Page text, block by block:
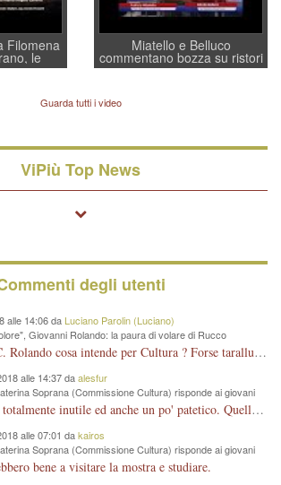
Filomena
le
di
D'Urso
Miatello e Belluco
commentano bozza su ristori
BPVi e Veneto Banca
Guarda tutti i video
ViPiù Top News
degli utenti
alle 14:06 da Luciano Parolin (Luciano)
Giovanni Rolando: la paura di volare di Rucco
Vorrei sapere dal C.C. Rolando cosa intende per Cultura ? Forse tarallucci, vino e sagre, o spaghetti tricolori del PD ? Il continuo (s)parlare della mostra a Palazzo Chiericati caro consigliere DANNEGGIA FORTEMENTE l'immagine della città TUTTA e fa deviare i consensi che in RUSSIA (badi bene ex U.R.S.S.) sono ECCELLENTI. A livello artistico l'evento è di alta Valenza culturale, COMPITO di Tutta la Cittadinanza fare il possibile per propagandare l'iniziativa senza farne UN CASO PARTITICO come fa Lei da sempre. Meno Gazebo + Partecipazione! E così sia. Amen.
alle 14:37 daalesfur
Soprana (Commissione Cultura) risponde ai giovani
zero per il Comune"
Commento di Kairos totalmente inutile ed anche un po' patetico. Quella che è completamente mancata è stata la promozione internazionale dell'evento effettuata da chi lo sa fare, l'amministrazione in questo è stata totalmente assente relegando al provincialismo una mostra che meritava ben altre platee ed i risultati sono sotto gli occhi di tutti. Su questo bisogna parlare, il fatto di averla organizzata al Chiericati certo non ha aiutato ma è un aspetto secondario rispetto a quello della promozione. In città con le mostre organizzate da Goldin - che certo ha fatto principalmente i suoi interessi, ma ne ha comunque beneficiato la città in immagine e commercio per il centro - arrivavano giornalmente pullman carichi di turisti. Dove sono i turisti ora?
alle 07:01 dakairos
Soprana (Commissione Cultura) risponde ai giovani
zero per il Comune"
bene a visitare la mostra e studiare.